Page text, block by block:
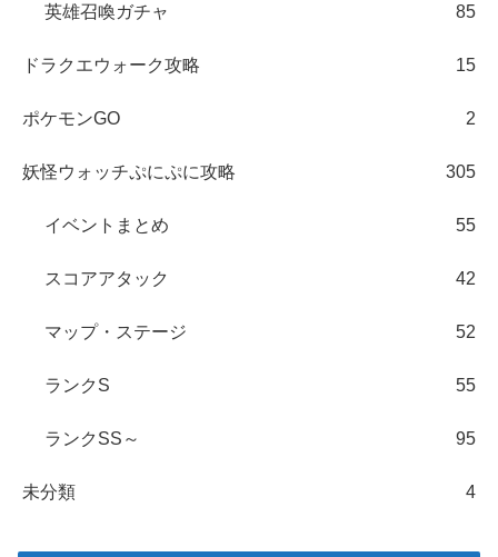
英雄召喚ガチャ 85
ドラクエウォーク攻略 15
ポケモンGO 2
妖怪ウォッチぷにぷに攻略 305
イベントまとめ 55
スコアアタック 42
マップ・ステージ 52
ランクS 55
ランクSS～ 95
未分類 4